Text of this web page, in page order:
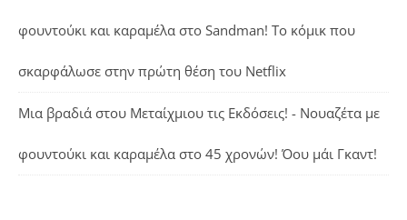
φουντούκι και καραμέλα στο Sandman! Το κόμικ που
σκαρφάλωσε στην πρώτη θέση του Netflix
Μια βραδιά στου Μεταίχμιου τις Εκδόσεις! - Νουαζέτα με
φουντούκι και καραμέλα στο 45 χρονών! Όου μάι Γκαντ!